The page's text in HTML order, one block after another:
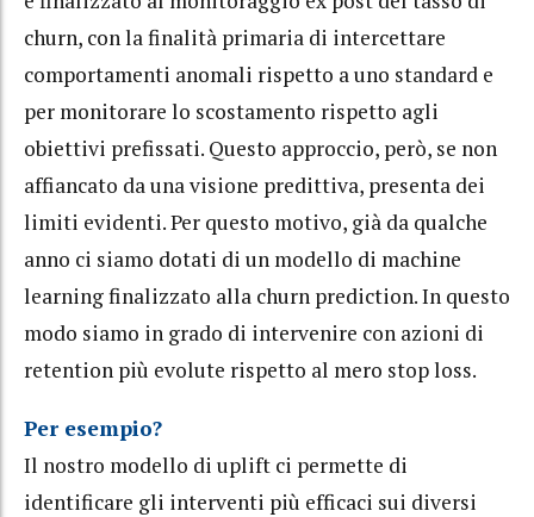
churn, con la finalità primaria di intercettare
comportamenti anomali rispetto a uno standard e
per monitorare lo scostamento rispetto agli
obiettivi prefissati. Questo approccio, però, se non
affiancato da una visione predittiva, presenta dei
limiti evidenti. Per questo motivo, già da qualche
anno ci siamo dotati di un modello di machine
learning finalizzato alla churn prediction. In questo
modo siamo in grado di intervenire con azioni di
retention più evolute rispetto al mero stop loss.
Per esempio?
Il nostro modello di uplift ci permette di
identificare gli interventi più efficaci sui diversi